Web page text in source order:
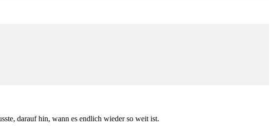
darauf hin, wann es endlich wieder so weit ist.